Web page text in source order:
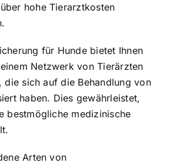
hohe Tierarztkosten
für Hunde bietet Ihnen
Netzwerk von Tierärzten
die sich auf die Behandlung von
haben. Dies gewährleistet,
bestmögliche medizinische
Arten von